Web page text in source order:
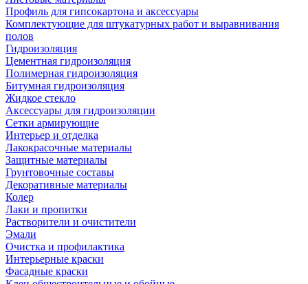
Профиль для гипсокартона и аксессуары
Комплектующие для штукатурных работ и выравнивания
полов
Гидроизоляция
Цементная гидроизоляция
Полимерная гидроизоляция
Битумная гидроизоляция
Жидкое стекло
Аксессуары для гидроизоляции
Сетки армирующие
Интерьер и отделка
Лакокрасочные материалы
Защитные материалы
Грунтовочные составы
Декоративные материалы
Колер
Лаки и пропитки
Растворители и очистители
Эмали
Очистка и профилактика
Интерьерные краски
Фасадные краски